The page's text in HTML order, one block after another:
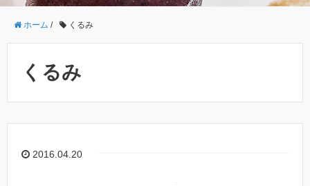
ホーム / くるみ
くるみ
2016.04.20